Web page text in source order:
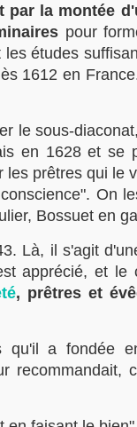
par la montée
pour
études
1612 en
le sous-
en 1628 et
prêtres qui le
On
Bossuet en
Là, il s'agit
apprécié, et
, prêtres et
qu'il a fondée
recommandait,